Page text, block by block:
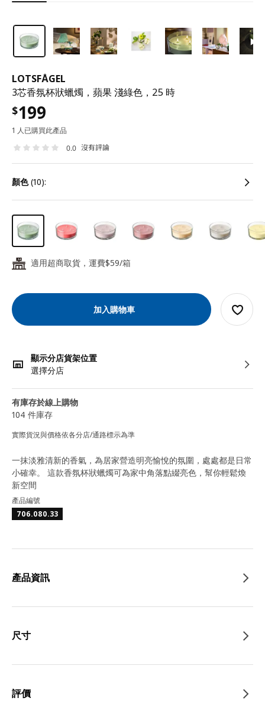
LOTSFÅGEL
3芯香氛杯狀蠟燭，蘋果 淺綠色，25 時
$199
1 人已購買此產品
0.0 沒有評論
顏色(10):
24 適用超商取貨，運費$59/箱
加入購物車
顯示分店貨架位置
選擇分店
有庫存於線上購物
104 件庫存
實際貨況與價格依各分店/通路標示為準
一抹淡雅清新的香氣，為居家營造明亮愉悅的氛圍，處處都是日常
小確幸。 這款香氛杯狀蠟燭可為家中角落點綴亮色，幫你輕鬆煥
新空間
產品編號
706.080.33
產品資訊
尺寸
評價